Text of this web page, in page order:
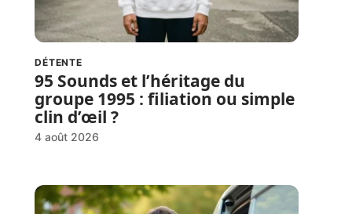
DÉTENTE
95 Sounds et l’héritage du
groupe 1995 : filiation ou simple
clin d’œil ?
4 août 2026